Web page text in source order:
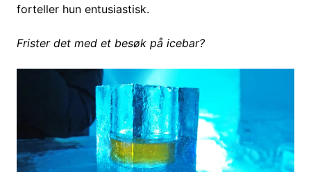
forteller hun entusiastisk.
Frister det med et besøk på icebar?